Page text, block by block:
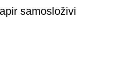
samosloživi